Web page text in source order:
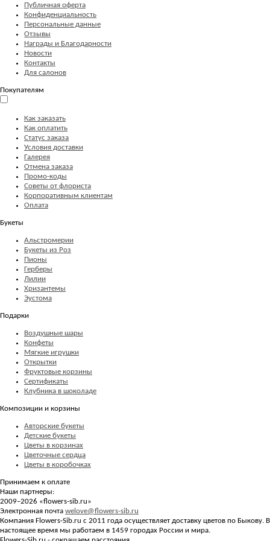
Публичная оферта
Конфиденциальность
Персональные данные
Отзывы
Награды и Благодарности
Новости
Контакты
Для салонов
Покупателям
Как заказать
Как оплатить
Статус заказа
Условия доставки
Галерея
Отмена заказа
Промо-коды
Советы от флориста
Корпоративным клиентам
Оплата
Букеты
Альстромерии
Букеты из Роз
Пионы
Герберы
Лилии
Хризантемы
Эустома
Подарки
Воздушные шары
Конфеты
Мягкие игрушки
Открытки
Фруктовые корзины
Сертификаты
Клубника в шоколаде
Композиции и корзины
Авторские букеты
Детские букеты
Цветы в корзинах
Цветочные сердца
Цветы в коробочках
Принимаем к оплате
Наши партнеры:
2009–2026 «flowers-sib.ru»
Электронная почта welove@flowers-sib.ru
Компания Flowers-Sib.ru с 2011 года осуществляет доставку цветов по Быкову. В
настоящее время мы работаем в 1459 городах России и мира.